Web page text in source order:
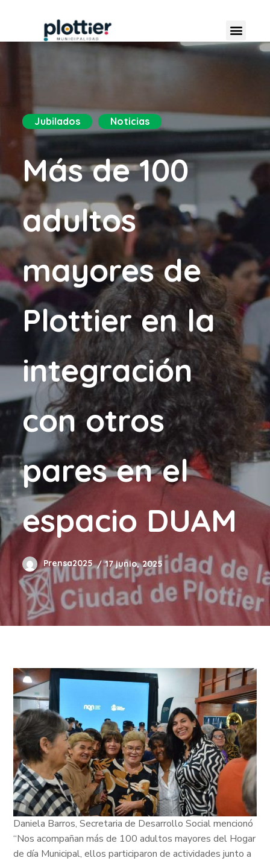
Jubilados Noticias
Más de 100
adultos
mayores de
Plottier en la
integración
con otros
pares en el
espacio DUAM
Prensa2025 17 junio, 2025
Daniela Barros, Secretaria de Desarrollo Social mencionó
“Nos acompañan más de 100 adultos mayores del Hogar
de día Municipal, ellos participaron de actividades junto a